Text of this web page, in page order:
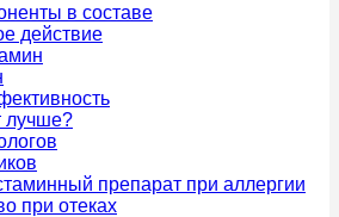
в составе
действие
лучше?
препарат при аллергии
при отеках